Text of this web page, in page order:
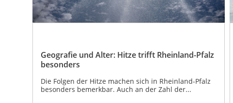
Geografie und Alter: Hitze trifft Rheinland-Pfalz
besonders
Die Folgen der Hitze machen sich in Rheinland-Pfalz
besonders bemerkbar. Auch an der Zahl der...